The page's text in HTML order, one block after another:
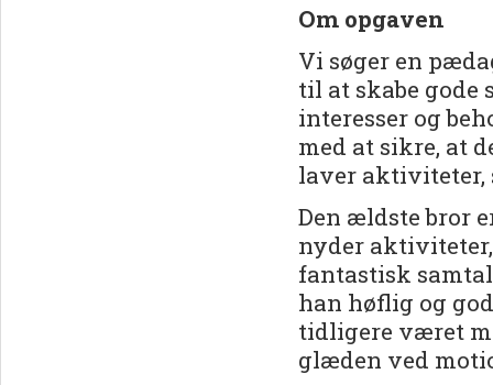
Om opgaven
Vi søger en
til at skabe gode
interesser og
med at sikre, at
laver aktiviteter,
Den ældste bror
nyder
fantastisk
han høflig og
tidligere været
glæden ved